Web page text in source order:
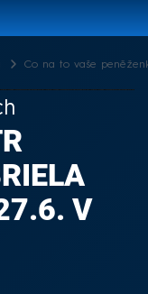
Co na to vaše
V